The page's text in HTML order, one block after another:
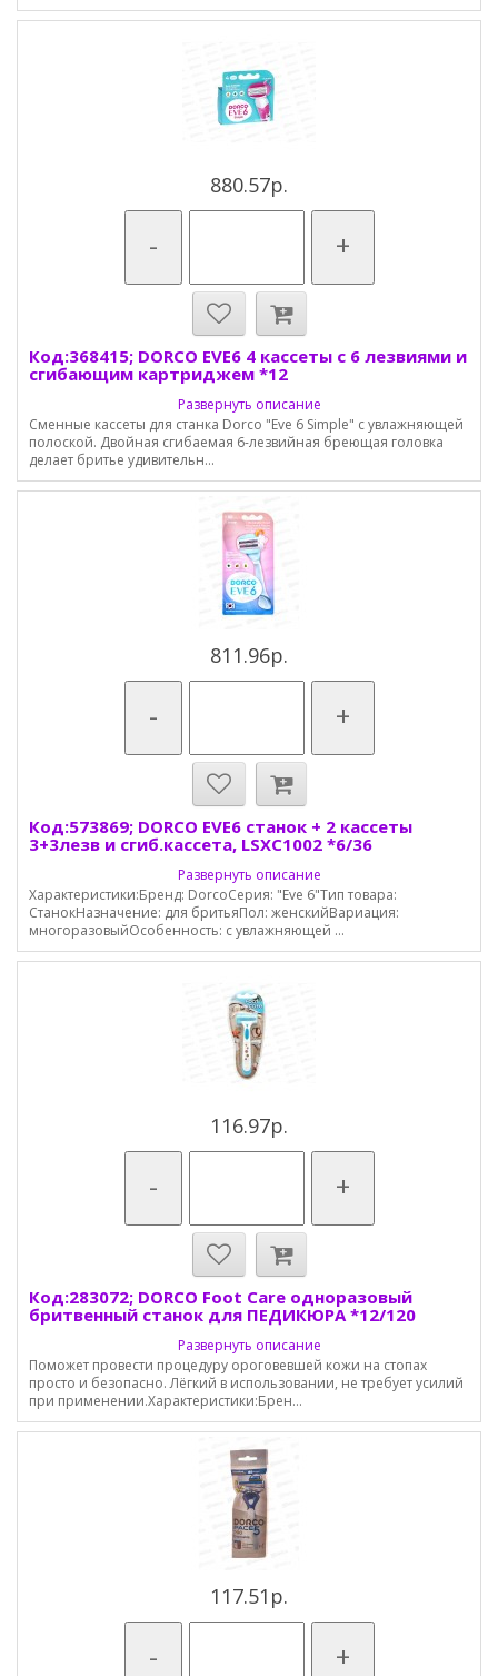
880.57р.
- +
Код:368415; DORCO EVE6 4 кассеты с 6 лезвиями и
сгибающим картриджем *12
Развернуть описание
Сменные кассеты для станка Dorco "Eve 6 Simple" с увлажняющей
полоской. Двойная сгибаемая 6-лезвийная бреющая головка
делает бритье удивительн...
811.96р.
- +
Код:573869; DORCO EVE6 станок + 2 кассеты
3+3лезв и сгиб.кассета, LSXC1002 *6/36
Развернуть описание
Характеристики:Бренд: DorcoСерия: "Eve 6"Тип товара:
СтанокНазначение: для бритьяПол: женскийВариация:
многоразовыйОсобенность: с увлажняющей ...
116.97р.
- +
Код:283072; DORCO Foot Care одноразовый
бритвенный станок для ПЕДИКЮРА *12/120
Развернуть описание
Поможет провести процедуру ороговевшей кожи на стопах
просто и безопасно. Лёгкий в использовании, не требует усилий
при применении.Характеристики:Брен...
117.51р.
- +